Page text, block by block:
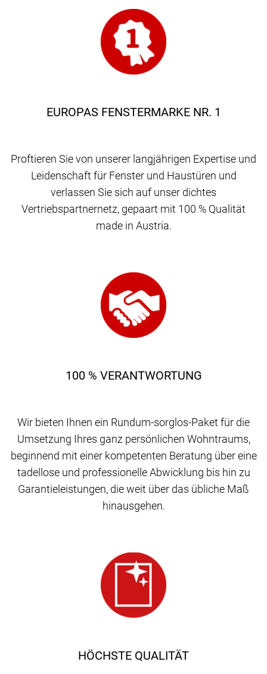
EUROPAS FENSTERMARKE NR. 1
Proftieren Sie von unserer langjährigen Expertise und
Leidenschaft für Fenster und Haustüren und
verlassen Sie sich auf unser dichtes
Vertriebspartnernetz, gepaart mit 100 % Qualität
made in Austria.
HÖCHSTE QUALITÄT
100 % VERANTWORTUNG
Wir bieten Ihnen ein Rundum-sorglos-Paket für die
Umsetzung Ihres ganz persönlichen Wohntraums,
beginnend mit einer kompetenten Beratung über eine
tadellose und professionelle Abwicklung bis hin zu
Garantieleistungen, die weit über das übliche Maß
hinausgehen.